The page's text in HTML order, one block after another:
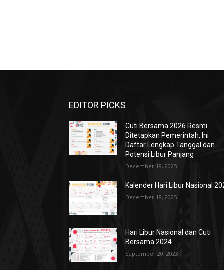
EDITOR PICKS
Cuti Bersama 2026 Resmi
Ditetapkan Pemerintah, Ini
Daftar Lengkap Tanggal dan
Potensi Libur Panjang
December 18, 2025
Kalender Hari Libur Nasional
December 18, 2025
Hari Libur Nasional dan Cuti
Bersama 2024
September 20, 2023